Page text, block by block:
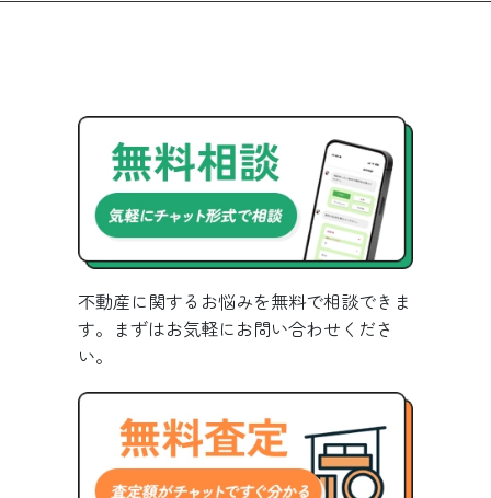
不動産に関するお悩みを無料で相談できま
す。まずはお気軽にお問い合わせくださ
い。